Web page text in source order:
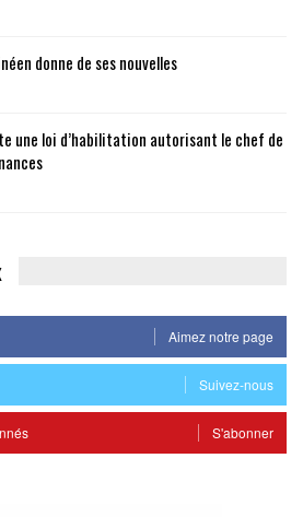
donne de ses nouvelles
une loi d’habilitation autorisant le chef de
Aimez notre page
Suivez-nous
S'abonner